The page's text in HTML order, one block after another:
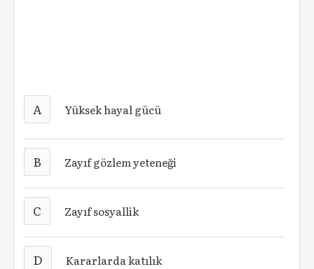
A Yüksek hayal gücü
B Zayıf gözlem yeteneği
C Zayıf sosyallik
D Kararlarda katılık